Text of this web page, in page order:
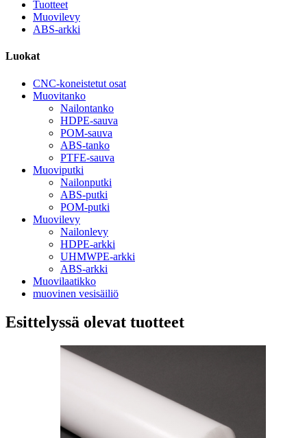
Tuotteet
Muovilevy
ABS-arkki
Luokat
CNC-koneistetut osat
Muovitanko
Nailontanko
HDPE-sauva
POM-sauva
ABS-tanko
PTFE-sauva
Muoviputki
Nailonputki
ABS-putki
POM-putki
Muovilevy
Nailonlevy
HDPE-arkki
UHMWPE-arkki
ABS-arkki
Muovilaatikko
muovinen vesisäiliö
Esittelyssä olevat tuotteet